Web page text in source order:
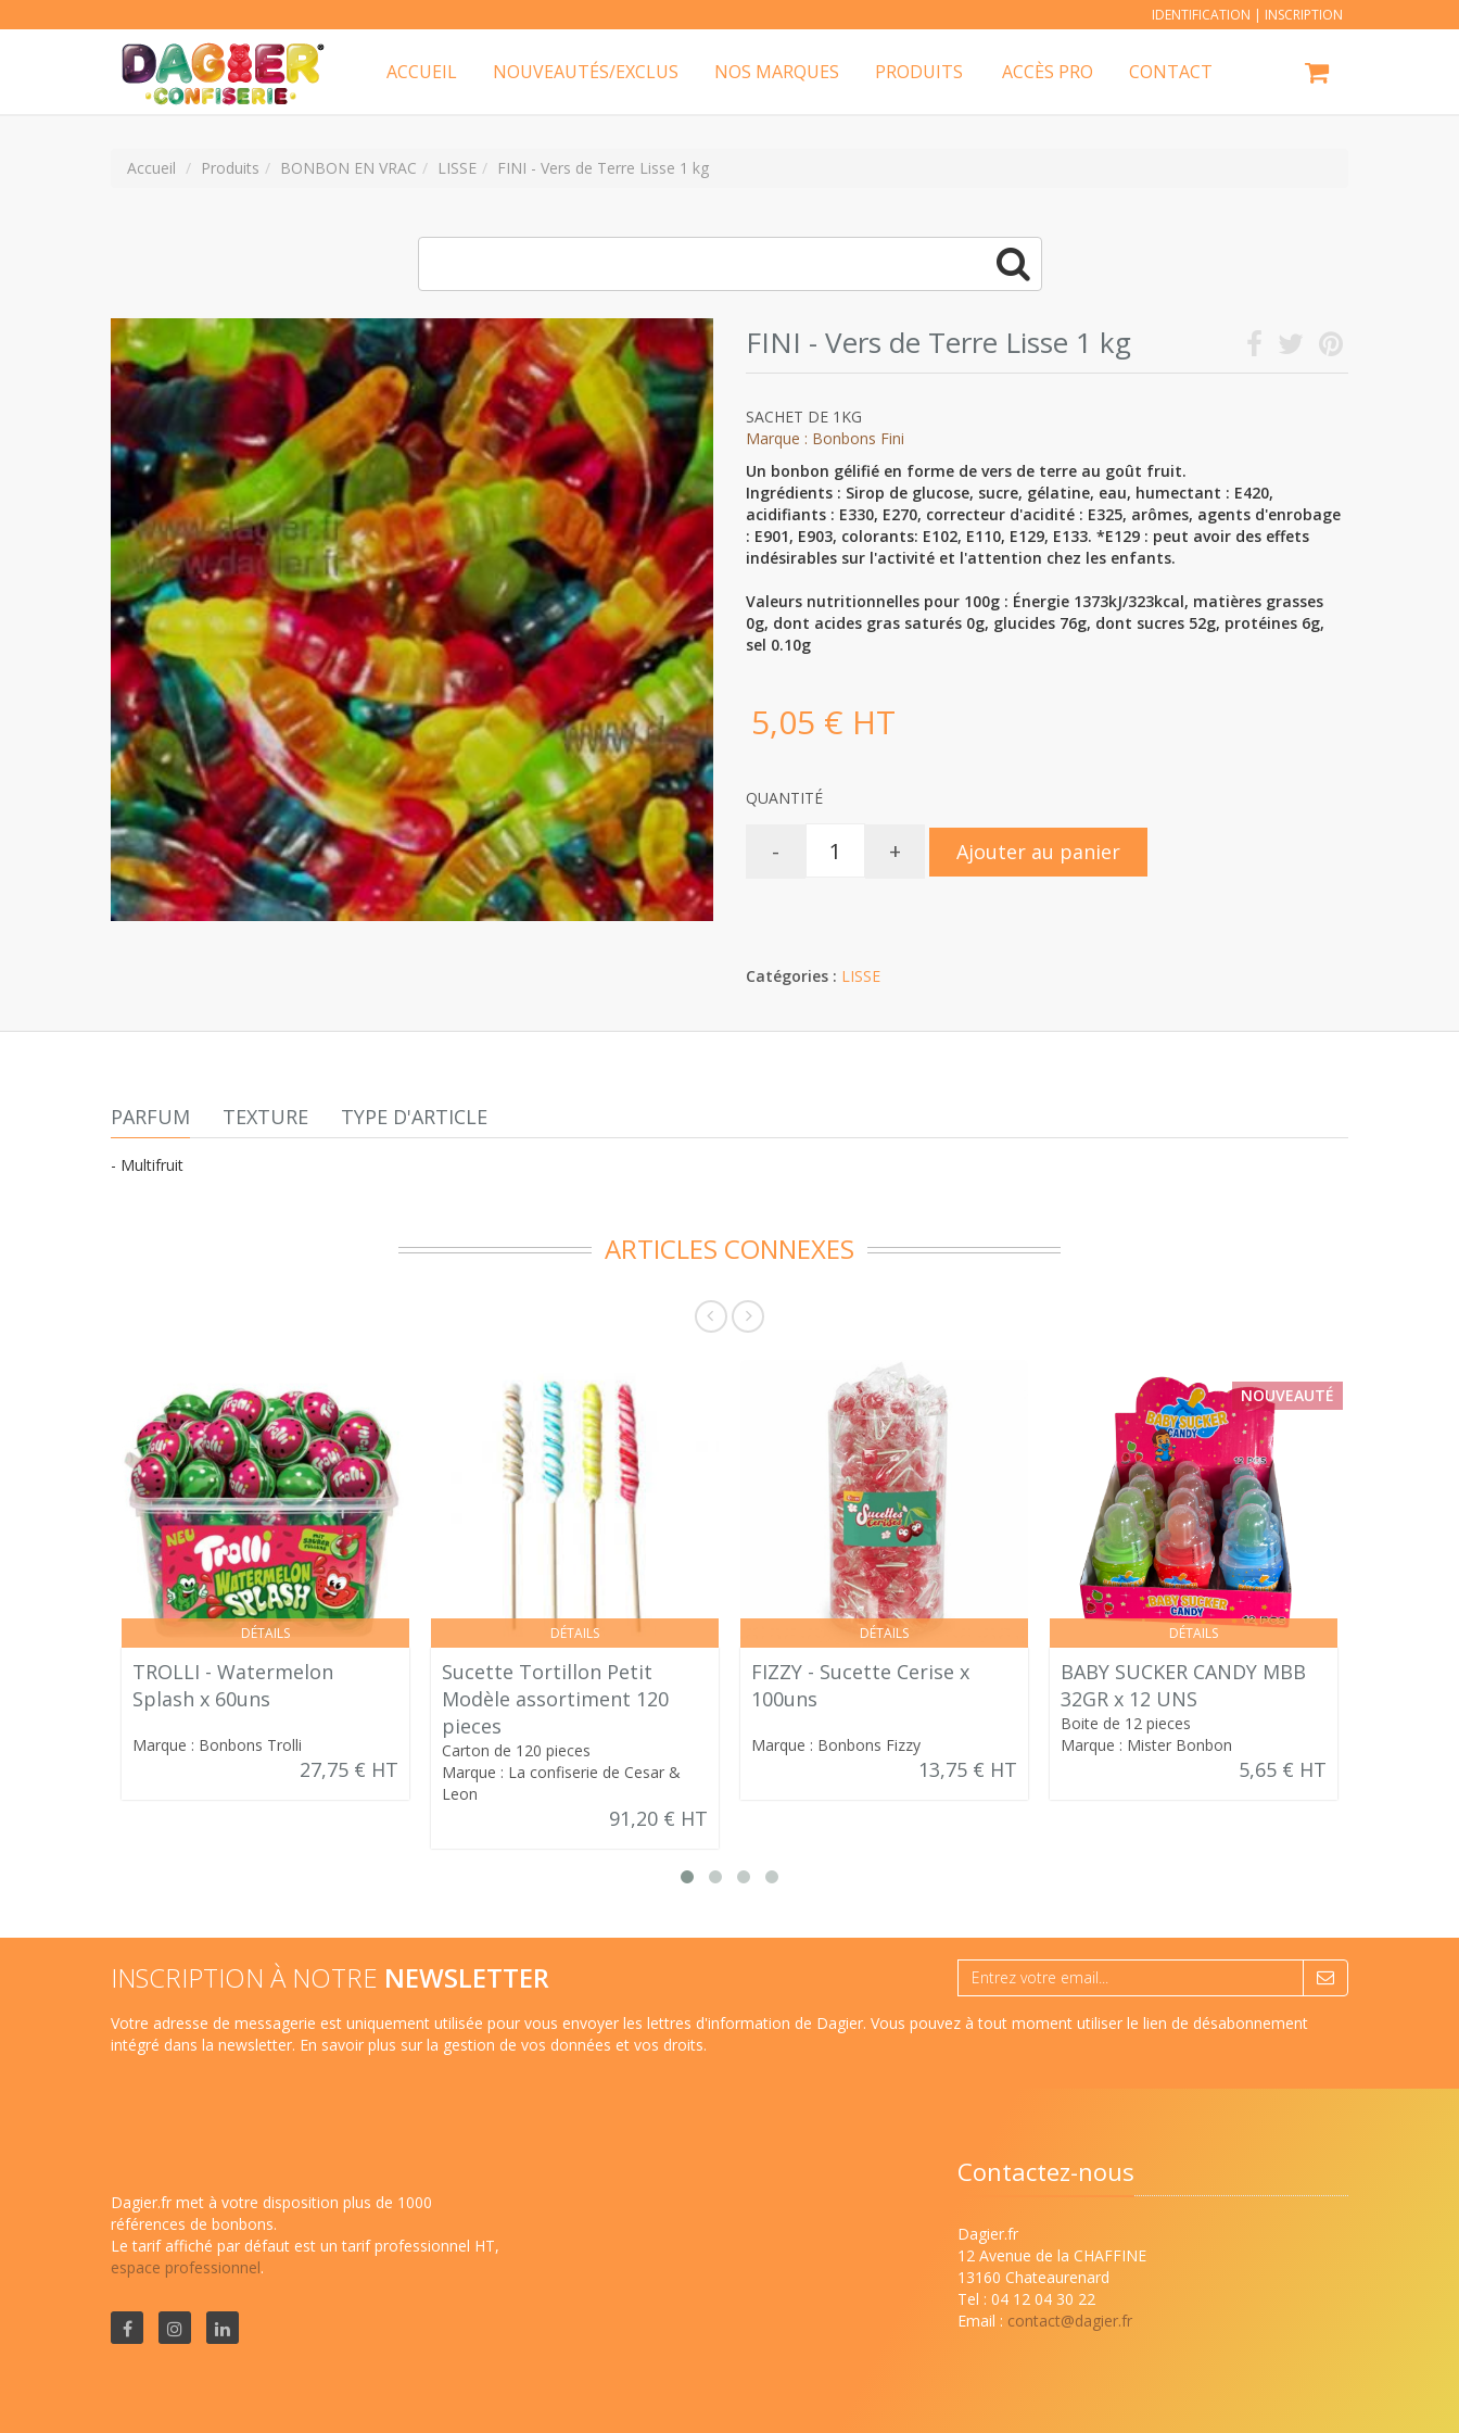
IDENTIFICATION | INSCRIPTION
ACCUEIL NOUVEAUTÉS/EXCLUS NOS MARQUES PRODUITS ACCÈS PRO CONTACT
Accueil Produits BONBON EN VRAC LISSE FINI - Vers de Terre Lisse 1 kg
FINI - Vers de Terre Lisse 1 kg
SACHET DE 1KG
Marque : Bonbons Fini
Un bonbon gélifié en forme de vers de terre au goût fruit.
Ingrédients : Sirop de glucose, sucre, gélatine, eau, humectant : E420,
acidifiants : E330, E270, correcteur d'acidité : E325, arômes, agents d'enrobage
: E901, E903, colorants: E102, E110, E129, E133. *E129 : peut avoir des effets
indésirables sur l'activité et l'attention chez les enfants.
Valeurs nutritionnelles pour 100g : Énergie 1373kJ/323kcal, matières grasses
0g, dont acides gras saturés 0g, glucides 76g, dont sucres 52g, protéines 6g,
sel 0.10g
5,05 € HT
QUANTITÉ
- + Ajouter au panier
Catégories : LISSE
PARFUM TEXTURE TYPE D'ARTICLE
- Multifruit
ARTICLES CONNEXES
DÉTAILS
TROLLI - Watermelon
Splash x 60uns
Marque : Bonbons Trolli
27,75 € HT
DÉTAILS
Sucette Tortillon Petit
Modèle assortiment 120
pieces
Carton de 120 pieces
Marque : La confiserie de Cesar &
Leon
91,20 € HT
DÉTAILS
FIZZY - Sucette Cerise x
100uns
Marque : Bonbons Fizzy
13,75 € HT
DÉTAILS
NOUVEAUTÉ
BABY SUCKER CANDY MBB
32GR x 12 UNS
Boite de 12 pieces
Marque : Mister Bonbon
5,65 € HT
INSCRIPTION À NOTRE NEWSLETTER
Votre adresse de messagerie est uniquement utilisée pour vous envoyer les lettres d'information de Dagier. Vous pouvez à tout moment utiliser le lien de désabonnement
intégré dans la newsletter. En savoir plus sur la gestion de vos données et vos droits.
Dagier.fr met à votre disposition plus de 1000
références de bonbons.
Le tarif affiché par défaut est un tarif professionnel HT,
espace professionnel.
Contactez-nous
Dagier.fr
12 Avenue de la CHAFFINE
13160 Chateaurenard
Tel : 04 12 04 30 22
Email : contact@dagier.fr